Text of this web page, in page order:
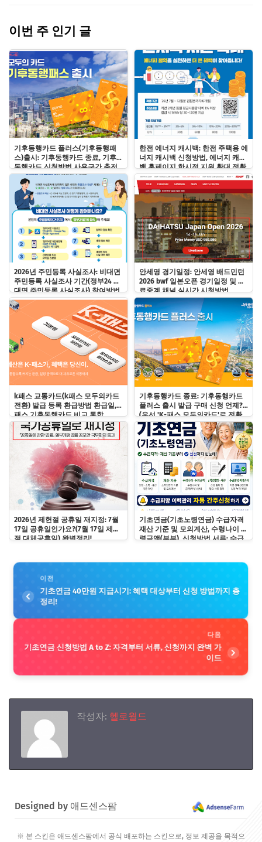
이번 주 인기 글
기후동행카드 플러스(기후동행패
스)출시: 기후동행카드 종료, 기후
동행카드 신청방법 사용구간 충전
사용법
한전 에너지 캐시백: 한전 주택용 에
너지 캐시백 신청방법, 에너지 캐시
백 홈페이지 한시적 지원 확대 정확
히 알기!
2026년 주민등록 사실조사: 비대면
주민등록 사실조사 기간(정부24 비
대면 주민등록 사실조사) 참여방법
및 과태료 바로알기!
안세영 경기일정: 안세영 배드민턴
2026 bwf 일본오픈 경기일정 및 무
료중계 채널 실시간 시청방법
k패스 교통카드(k패스 모두의카드
전환) 발급 등록 환급방법 환급일, k
패스 기후동행카드 비교 통합
기후동행카드 종료: 기후동행카드
플러스 출시 발급 구매 신청 언제?
(우선 'K-패스 모두의카드'로 전환
하기)
2026년 제헌절 공휴일 재지정: 7월
17일 공휴일인가요?(7월 17일 제헌
절 대체공휴일) 완벽정리!
기초연금(기초노령연금) 수급자격
재산 기준 및 모의계산, 수령나이 수
령금액(부부), 신청방법 서류: 수급
이전
기초연금 40만원 지급시기: 혜택 대상부터 신청 방법까지 총
정리!
다음
기초연금 신청방법 A to Z: 자격부터 서류, 신청까지 완벽 가
이드
작성자: 헬로월드
Designed by 애드센스팜
※ 본 스킨은 애드센스팜에서 공식 배포하는 스킨으로, 정보 제공을 목적으